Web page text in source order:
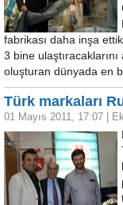
fabrikası daha inşa
3 bine
oluşturan dünyada en
Türk markaları
01 Mayıs 2011, 17:07